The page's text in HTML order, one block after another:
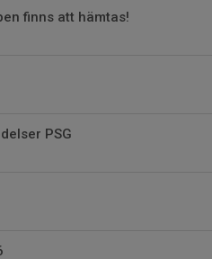
finns att hämtas!
PSG